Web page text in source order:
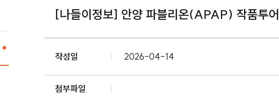
[나들이정보] 안양 파블리온(APAP) 작품투어
작성일 2026-04-14
첨부파일